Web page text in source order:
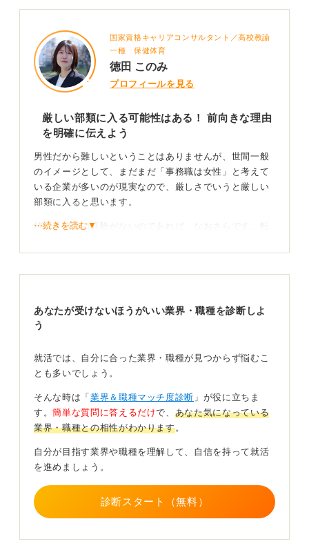
国家資格キャリアコンサルタント／高校教諭
一種 保健体育
徳田 このみ
プロフィールを見る
厳しい部類に入る可能性はある！ 前向きな理由
を明確に伝えよう
男性だから難しいということはありませんが、世間一般
のイメージとして、まだまだ「事務職は女性」と考えて
いる企業が多いのが現実なので、厳しさでいうと厳しい
部類に入ると思います。
特に事務職の経験がないのであれば、なおさらです。転
うポジティブな理由を明確に伝えることが重要です。
極的にアピールしましょう。
る企業を探そう
えているところもあります。
ストレートに「男性募集」とは書けなくても、求人情報
たとえば、キャリアパスの例として管理職への道筋が示
されている場合などが考えられます。
気強く探すことが大切です。
⋯続きを読む▼
あなたが受けないほうがいい業界・職種を診断しよ
う
就活では、自分に合った業界・職種が見つからず悩むこ
とも多いでしょう。
そんな時は「 業界＆職種マッチ度診断 」が役に立ちま
す。簡単な質問に答えるだけで、 あなた気になっている
業界・職種との相性がわかります。
自分が目指す業界や職種を理解して、自信を持って就活
を進めましょう。
診断スタート（無料）